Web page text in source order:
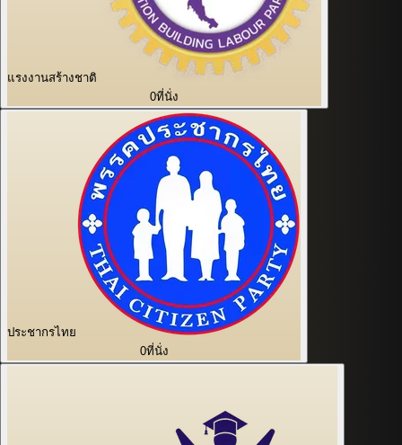
แรงงานสร้างชาติ
0ที่นั่ง
ประชากรไทย
0ที่นั่ง